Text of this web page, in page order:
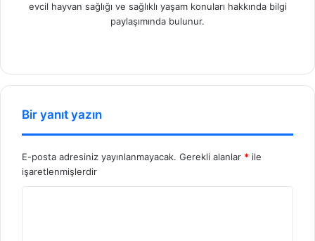
evcil hayvan sağlığı ve sağlıklı yaşam konuları hakkında bilgi
paylaşımında bulunur.
sit
Bir yanıt yazın
E-posta adresiniz yayınlanmayacak. Gerekli alanlar * ile
işaretlenmişlerdir